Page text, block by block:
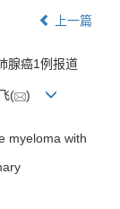
上一篇
腺癌1例报道
( )
myeloma with